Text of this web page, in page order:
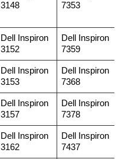
3148
7353
Dell Inspiron
3152
Dell Inspiron
7359
Dell Inspiron
3153
Dell Inspiron
7368
Dell Inspiron
3157
Dell Inspiron
7378
Dell Inspiron
3162
Dell Inspiron
7437